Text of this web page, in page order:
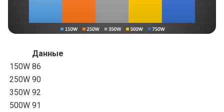
Данные
150W 86
250W 90
350W 92
500W 91